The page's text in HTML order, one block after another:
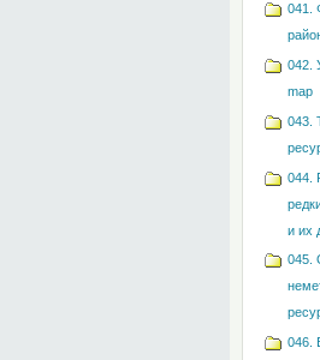
041.
042.
map
043.
044.
и их
045.
046.